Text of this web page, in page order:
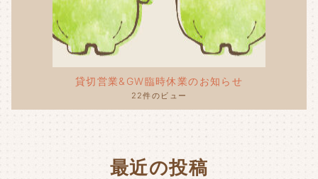
貸切営業&GW臨時休業のお知らせ
22件のビュー
最近の投稿